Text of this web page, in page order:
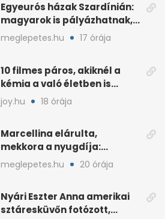
Egyeurós házak Szardínián:
magyarok is pályázhatnak,
de vannak feltételek
meglepetes.hu 17 órája
10 filmes páros, akiknél a
kémia a való életben is
féltékenységet szült
joy.hu 18 órája
Marcellina elárulta,
mekkora a nyugdíja:
„Ötvenezer forint”
meglepetes.hu 20 órája
Nyári Eszter Anna amerikai
sztáresküvőn fotózott,